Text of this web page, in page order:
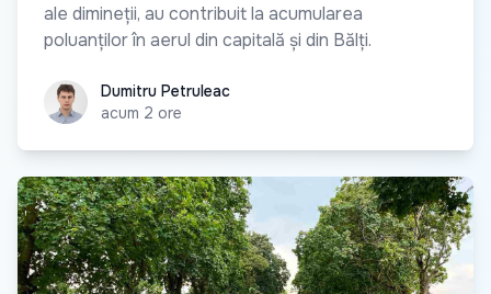
ale dimineții, au contribuit la acumularea
poluanților în aerul din capitală și din Bălți.
Dumitru Petruleac
Dumitru Petruleac
acum 2 ore